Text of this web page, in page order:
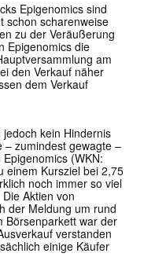
Epigenomics sind
schon scharenweise
zu der Veräußerung
Epigenomics die
am
den Verkauf näher
dem Verkauf
kein Hindernis
zumindest gewagte –
(WKN:
einem Kursziel bei 2,75
noch immer so viel
Aktien von
der Meldung um rund
Börsenparkett war der
verstanden
einige Käufer